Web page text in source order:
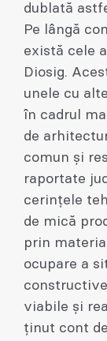
dublată
Pe lângă
există cele
Diosig.
unele cu
în cadrul
de
comun și
raportate
cerințele
de mică
prin
ocupare a
viabile și
ținut cont